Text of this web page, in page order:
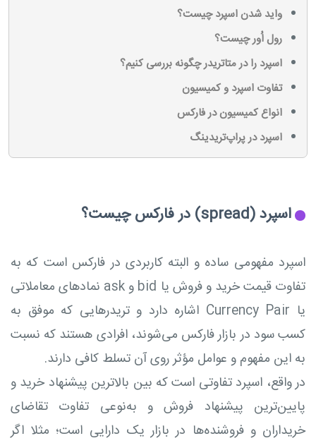
واید شدن اسپرد چیست؟
رول اُور چیست؟
اسپرد را در متاتریدر چگونه بررسی کنیم؟
تفاوت اسپرد و کمیسیون
انواع کمیسیون در فارکس
اسپرد در پراپ‌تریدینگ
اسپرد (spread) در فارکس چیست؟
اسپرد مفهومی ساده و البته کاربردی در فارکس است که به
تفاوت قیمت خرید و فروش یا bid و ask نمادهای معاملاتی
یا Currency Pair اشاره دارد و تریدرهایی که موفق به
کسب سود در بازار فارکس می‌شوند، افرادی هستند که نسبت
به این مفهوم و عوامل مؤثر روی آن تسلط کافی دارند.
در واقع، اسپرد تفاوتی است که بین بالاترین پیشنهاد خرید و
پایین‌ترین پیشنهاد فروش و به‌نوعی تفاوت تقاضای
خریداران و فروشنده‌ها در بازار یک دارایی است؛ مثلا اگر